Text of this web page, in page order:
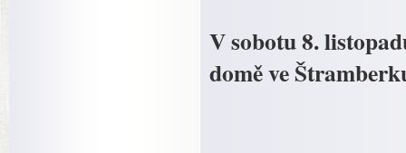
V sobotu 8.
domě ve